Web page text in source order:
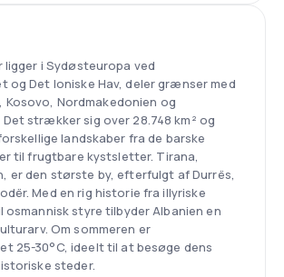
ligger i Sydøsteuropa ved
og Det Ioniske Hav, deler grænser med
Nordmakedonien og
strækker sig over 28.748 km² og
landskaber fra de barske
til frugtbare kystsletter. Tirana,
er den største by, efterfulgt af Durrës,
Med en rig historie fra illyriske
osmannisk styre tilbyder Albanien en
Om sommeren er
25-30°C, ideelt til at besøge dens
steder.